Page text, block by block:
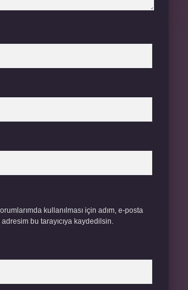
kullanılması için adım, e-posta
bu tarayıcıya kaydedilsin.